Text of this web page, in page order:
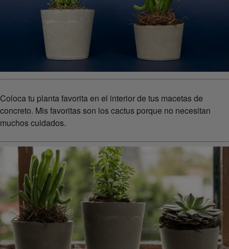
Coloca tu planta favorita en el interior de tus macetas de
concreto. Mis favoritas son los cactus porque no necesitan
muchos cuidados.